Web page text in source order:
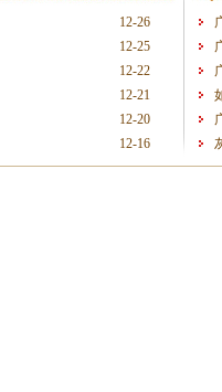
12-26
12-25
12-22
12-21
12-20
12-16